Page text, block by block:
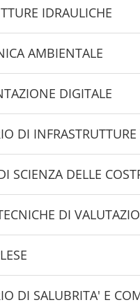
IDRAULICHE
AMBIENTALE
DIGITALE
DI INFRASTRUTTURE
SCIENZA DELLE
DI
DI SALUBRITA' E